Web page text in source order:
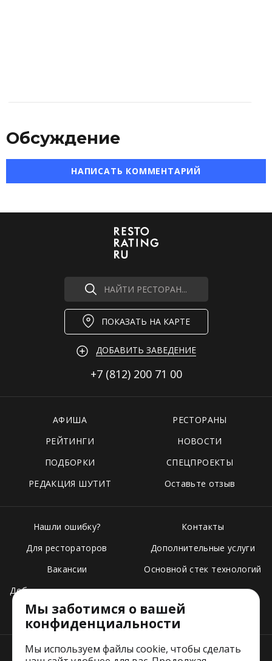
Обсуждение
НАПИСАТЬ КОММЕНТАРИЙ
НАЙТИ РЕСТОРАН...
ПОКАЗАТЬ НА КАРТЕ
ДОБАВИТЬ ЗАВЕДЕНИЕ
+7 (812) 200 71 00
АФИША
РЕСТОРАНЫ
РЕЙТИНГИ
НОВОСТИ
ПОДБОРКИ
СПЕЦПРОЕКТЫ
РЕДАКЦИЯ ШУТИТ
Оставьте отзыв
Нашли ошибку?
Для рестораторов
Вакансии
Добавить свое заведение
Тарифы
Контакты
Дополнительные услуги
Основной стек технологий
Мы заботимся о вашей
конфиденциальности
Мы используем файлы cookie, чтобы сделать